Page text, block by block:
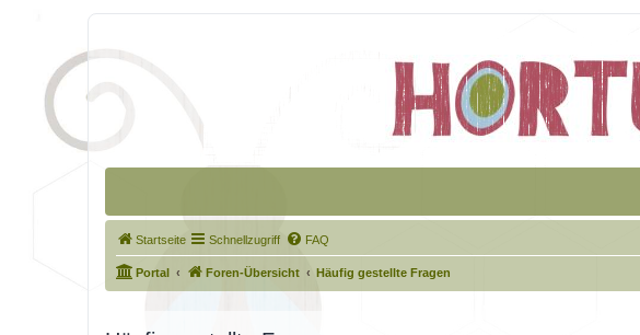
Startseite Schnellzugriff FAQ
Portal Foren-Übersicht Häufig gestellte Fragen